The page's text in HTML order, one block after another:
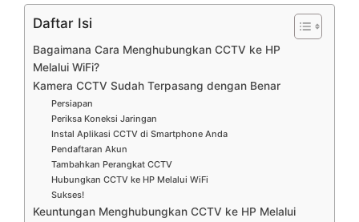
Daftar Isi
Bagaimana Cara Menghubungkan CCTV ke HP
Melalui WiFi?
Kamera CCTV Sudah Terpasang dengan Benar
Persiapan
Periksa Koneksi Jaringan
Instal Aplikasi CCTV di Smartphone Anda
Pendaftaran Akun
Tambahkan Perangkat CCTV
Hubungkan CCTV ke HP Melalui WiFi
Sukses!
Keuntungan Menghubungkan CCTV ke HP Melalui